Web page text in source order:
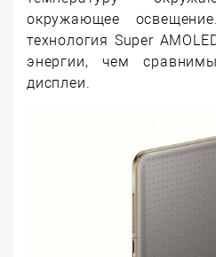
окружающее
технология Super
энергии, чем
дисплеи.